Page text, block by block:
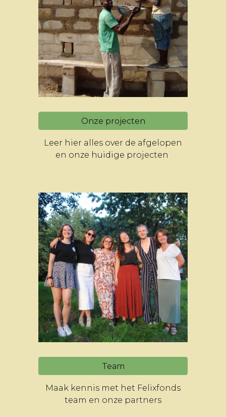
Onze projecten
Leer hier alles over de afgelopen
en onze huidige projecten
Team
Maak kennis met het Felixfonds
team en onze partners